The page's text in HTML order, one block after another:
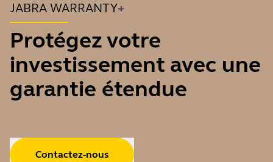
JABRA WARRANTY+
Protégez votre
investissement avec une
garantie étendue
Contactez-nous